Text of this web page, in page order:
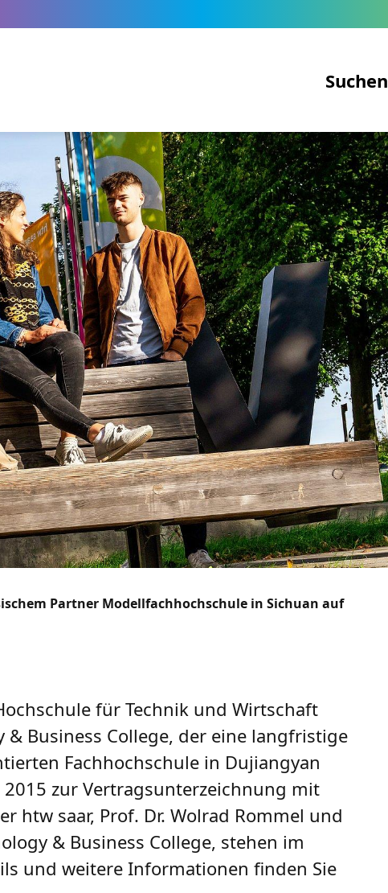
Suchen
Partner Modellfachhochschule in Sichuan auf
für Technik und Wirtschaft
& Business College, der eine langfristige
Fachhochschule in Dujiangyan
zur Vertragsunterzeichnung mit
htw saar, Prof. Dr. Wolrad Rommel und
& Business College, stehen im
und weitere Informationen finden Sie